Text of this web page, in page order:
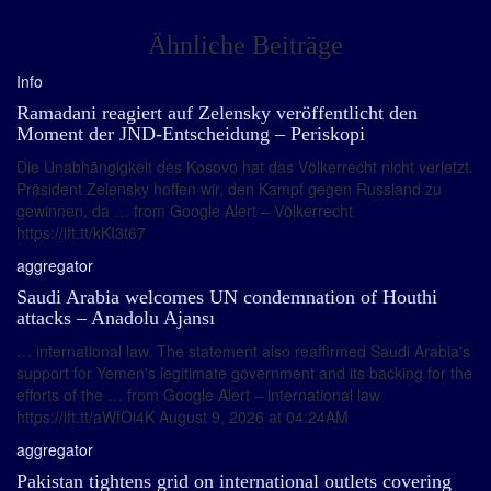
Ähnliche Beiträge
Info
Ramadani reagiert auf Zelensky veröffentlicht den
Moment der JND-Entscheidung – Periskopi
Die Unabhängigkeit des Kosovo hat das Völkerrecht nicht verletzt.
Präsident Zelensky hoffen wir, den Kampf gegen Russland zu
gewinnen, da … from Google Alert – Völkerrecht
https://ift.tt/kKI3t67
aggregator
Saudi Arabia welcomes UN condemnation of Houthi
attacks – Anadolu Ajansı
… international law. The statement also reaffirmed Saudi Arabia's
support for Yemen's legitimate government and its backing for the
efforts of the … from Google Alert – international law
https://ift.tt/aWfOi4K August 9, 2026 at 04:24AM
aggregator
Pakistan tightens grid on international outlets covering